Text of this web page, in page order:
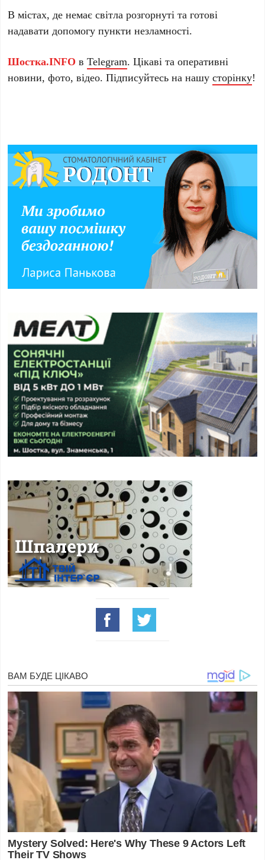
В містах, де немає світла розгорнуті та готові
надавати допомогу пункти незламності.
Шостка.INFO вTelegram. Цікаві та оперативні
новини, фото, відео. Підписуйтесь на нашусторінку!